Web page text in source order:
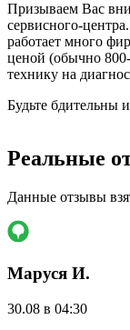
Призываем Вас
сервисного-
работает много
ценой (обычно
технику на
Будьте бдительны
Реальные
Данные отзывы
Маруся И.
30.08 в 04:30